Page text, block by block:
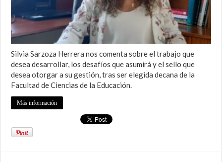
Silvia Sarzoza Herrera nos comenta sobre el trabajo que
desea desarrollar, los desafíos que asumirá y el sello que
desea otorgar a su gestión, tras ser elegida decana de la
Facultad de Ciencias de la Educación.
Más información